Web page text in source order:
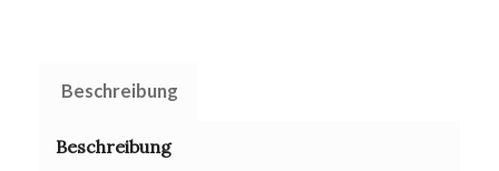
Beschreibung
Beschreibung